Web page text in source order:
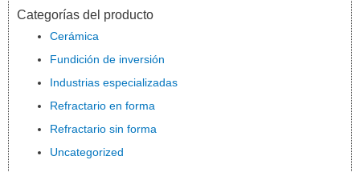
Categorías del producto
Cerámica
Fundición de inversión
Industrias especializadas
Refractario en forma
Refractario sin forma
Uncategorized